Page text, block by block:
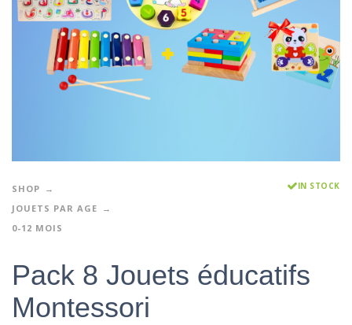
SHOP
JOUETS PAR AGE
0-12 MOIS
IN STOCK
Pack 8 Jouets éducatifs
Montessori